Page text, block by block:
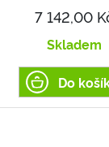
7 142,00
Skladem
Do